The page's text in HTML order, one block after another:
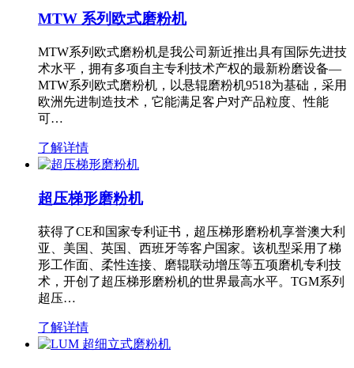
MTW 系列欧式磨粉机
MTW系列欧式磨粉机是我公司新近推出具有国际先进技
术水平，拥有多项自主专利技术产权的最新粉磨设备—
MTW系列欧式磨粉机，以悬辊磨粉机9518为基础，采用
欧洲先进制造技术，它能满足客户对产品粒度、性能
可…
了解详情
超压梯形磨粉机
获得了CE和国家专利证书，超压梯形磨粉机享誉澳大利
亚、美国、英国、西班牙等客户国家。该机型采用了梯
形工作面、柔性连接、磨辊联动增压等五项磨机专利技
术，开创了超压梯形磨粉机的世界最高水平。TGM系列
超压…
了解详情